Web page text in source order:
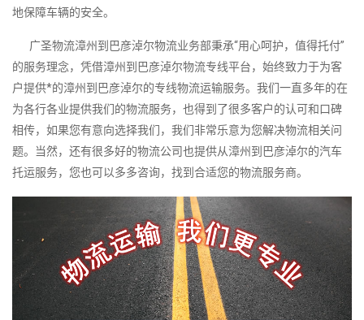
地保障车辆的安全。
广圣物流漳州到巴彦淖尔物流业务部秉承“用心呵护，值得托付”
的服务理念，凭借漳州到巴彦淖尔物流专线平台，始终致力于为客
户提供*的漳州到巴彦淖尔的专线物流运输服务。我们一直多年的在
为各行各业提供我们的物流服务，也得到了很多客户的认可和口碑
相传，如果您有意向选择我们，我们非常乐意为您解决物流相关问
题。当然，还有很多好的物流公司也提供从漳州到巴彦淖尔的汽车
托运服务，您也可以多多咨询，找到合适您的物流服务商。